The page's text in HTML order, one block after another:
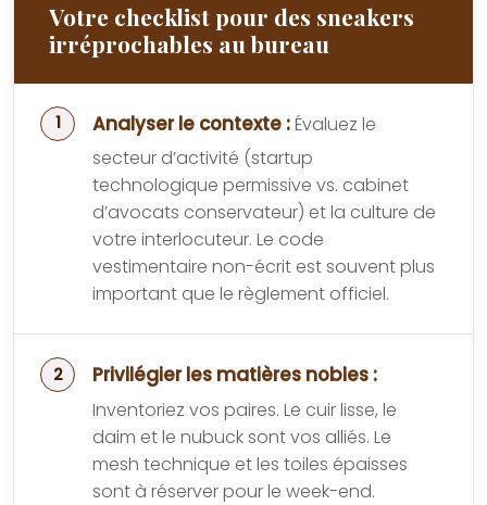
Votre checklist pour des sneakers
irréprochables au bureau
Analyser le contexte :Évaluez le
secteur d’activité (startup
technologique permissive vs. cabinet
d’avocats conservateur) et la culture de
votre interlocuteur. Le code
vestimentaire non-écrit est souvent plus
important que le règlement officiel.
Privilégier les matières nobles :
Inventoriez vos paires. Le cuir lisse, le
daim et le nubuck sont vos alliés. Le
mesh technique et les toiles épaisses
sont à réserver pour le week-end.